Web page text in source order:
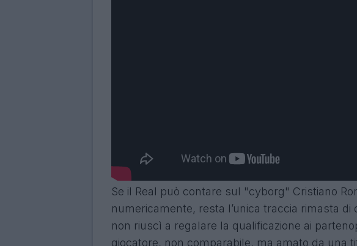
Se il Real può contare sul "cyborg" Cristiano
numericamente, resta l’unica traccia rimasta di
non riuscì a regalare la qualificazione ai
giocatore, non comparabile, ma amato da una